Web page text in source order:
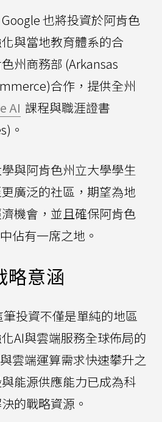
也將投資於阿肯色
與當地教育體系的合
州商務部 (Arkansas
合作，提供全州
AI 課程與職涯證書
。
與阿肯色州立大學學生
廣泛的社區，期望為地
機會，並且確保阿肯色
佔有一席之地。
略意涵
投資不僅是單純的地區
AI與雲端服務全球佈局的
雲端運算需求快速攀升之
能源供應能力已成為科
的戰略資源。